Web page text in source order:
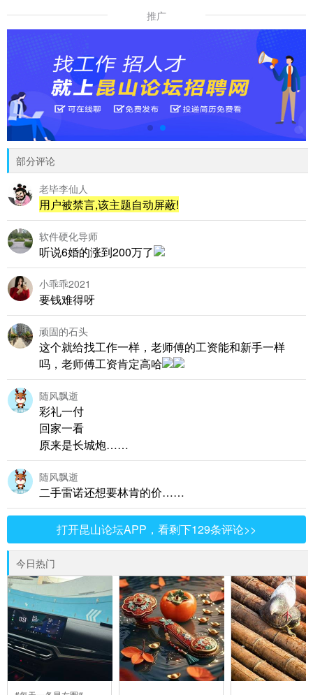
推广
部分评论
老毕李仙人
用户被禁言,该主题自动屏蔽!
软件硬化导师
听说6婚的涨到200万了
小乖乖2021
要钱难得呀
顽固的石头
这个就给找工作一样，老师傅的工资能和新手一样
吗，老师傅工资肯定高哈
随风飘逝
彩礼一付
回家一看
原来是长城炮……
随风飘逝
二手雷诺还想要林肯的价……
打开昆山论坛APP，看剩下129条评论>>
今日热门